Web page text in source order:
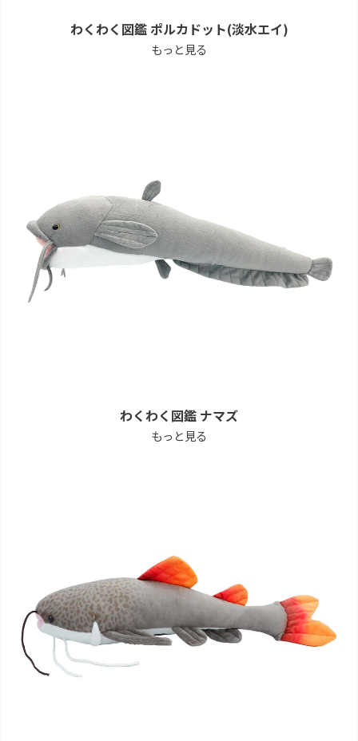
わくわく図鑑 ポルカドット(淡水エイ)
もっと見る
わくわく図鑑 ナマズ
もっと見る